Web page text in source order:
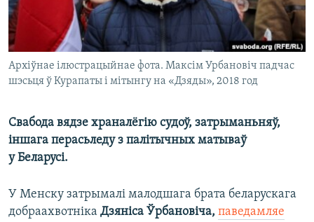
Архіўнае ілюстрацыйнае фота. Максім Урбановіч падчас
шэсьця ў Курапаты і мітынгу на «Дзяды», 2018 год
Свабода вядзе храналёгію судоў, затрыманьняў,
іншага перасьледу з палітычных матываў
у Беларусі.
У Менску затрымалі малодшага брата беларускага
добраахвотніка Дзяніса Ўрбановіча, паведамляе